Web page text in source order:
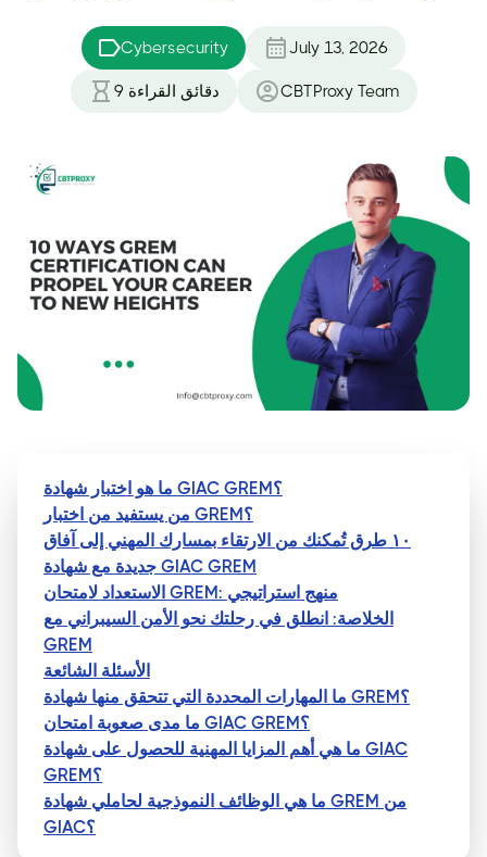
Cybersecurity July 13, 2026
9 دقائق القراءة CBTProxy Team
ما هو اختبار شهادة GIAC GREM؟
من يستفيد من اختبار GREM؟
١٠ طرق تُمكنك من الارتقاء بمسارك المهني إلى آفاق
جديدة مع شهادة GIAC GREM
الاستعداد لامتحان GREM: منهج استراتيجي
الخلاصة: انطلق في رحلتك نحو الأمن السيبراني مع
GREM
الأسئلة الشائعة
ما المهارات المحددة التي تتحقق منها شهادة GREM؟
ما مدى صعوبة امتحان GIAC GREM؟
ما هي أهم المزايا المهنية للحصول على شهادة GIAC
GREM؟
ما هي الوظائف النموذجية لحاملي شهادة GREM من
GIAC؟